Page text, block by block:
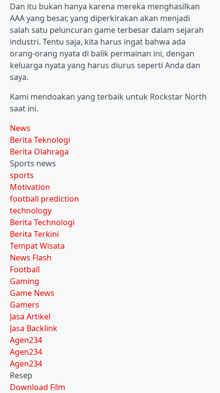
Dan itu bukan hanya karena mereka menghasilkan
AAA yang besar, yang diperkirakan akan menjadi
salah satu peluncuran game terbesar dalam sejarah
industri. Tentu saja, kita harus ingat bahwa ada
orang-orang nyata di balik permainan ini, dengan
keluarga nyata yang harus diurus seperti Anda dan
saya.
Kami mendoakan yang terbaik untuk Rockstar North
saat ini.
News
Berita Teknologi
Berita Olahraga
Sports news
sports
Motivation
football prediction
technology
Berita Technologi
Berita Terkini
Tempat Wisata
News Flash
Football
Gaming
Game News
Gamers
Jasa Artikel
Jasa Backlink
Agen234
Agen234
Agen234
Resep
Download Film